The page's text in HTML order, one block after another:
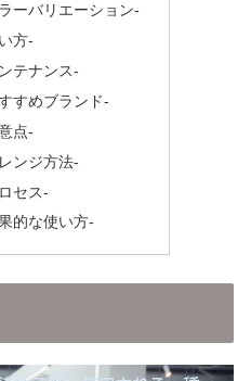
ーバリエーション-
方-
テナンス-
すめブランド-
点-
ンジ方法-
セス-
的な使い方-